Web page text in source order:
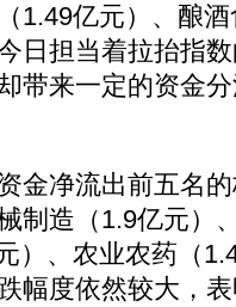
1.49亿元）、酿
日担当着拉抬指
带来一定的资金
净流出前五名的
制造（1.9亿元）
元）、农业农药（
幅度依然较大，